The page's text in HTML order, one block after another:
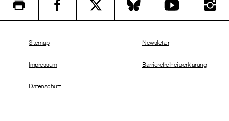
Sitemap
Impressum
Datenschutz
Newsletter
Barrierefreiheitserklärung